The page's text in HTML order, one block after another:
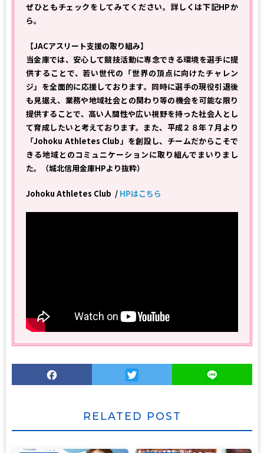
ぜひともチェックをしてみてください。詳しくは下記HPか
ら。
【JACアスリート支援の取り組み】
当金庫では、安心して競技活動に専念できる環境を選手に提
供することで、若い世代の「世界の頂点に向けたチャレン
ジ」を全面的に応援しております。同時に選手の現役引退後
も見据え、業務や地域社会との関わり等の機会を可能な限り
提供することで、高い人間性や広い視野を持った社会人とし
て育成したいと考えております。また、平成２８年７月より
「Johoku Athletes Club」を創設し、チームだからこそで
きる地域とのコミュニケーションに取り組んでまいりまし
た。（城北信用金庫HPより抜粋）
Johoku Athletes Club / HPはこちら
Twitter
RELATED POST